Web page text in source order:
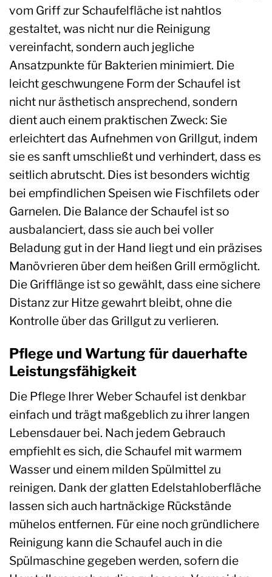
vom Griff zur Schaufelfläche ist nahtlos
gestaltet, was nicht nur die Reinigung
vereinfacht, sondern auch jegliche
Ansatzpunkte für Bakterien minimiert. Die
leicht geschwungene Form der Schaufel ist
nicht nur ästhetisch ansprechend, sondern
dient auch einem praktischen Zweck: Sie
erleichtert das Aufnehmen von Grillgut, indem
sie es sanft umschließt und verhindert, dass es
seitlich abrutscht. Dies ist besonders wichtig
bei empfindlichen Speisen wie Fischfilets oder
Garnelen. Die Balance der Schaufel ist so
ausbalanciert, dass sie auch bei voller
Beladung gut in der Hand liegt und ein präzises
Manövrieren über dem heißen Grill ermöglicht.
Die Grifflänge ist so gewählt, dass eine sichere
Distanz zur Hitze gewahrt bleibt, ohne die
Kontrolle über das Grillgut zu verlieren.
Pflege und Wartung für dauerhafte
Leistungsfähigkeit
Die Pflege Ihrer Weber Schaufel ist denkbar
einfach und trägt maßgeblich zu ihrer langen
Lebensdauer bei. Nach jedem Gebrauch
empfiehlt es sich, die Schaufel mit warmem
Wasser und einem milden Spülmittel zu
reinigen. Dank der glatten Edelstahloberfläche
lassen sich auch hartnäckige Rückstände
mühelos entfernen. Für eine noch gründlichere
Reinigung kann die Schaufel auch in die
Spülmaschine gegeben werden, sofern die